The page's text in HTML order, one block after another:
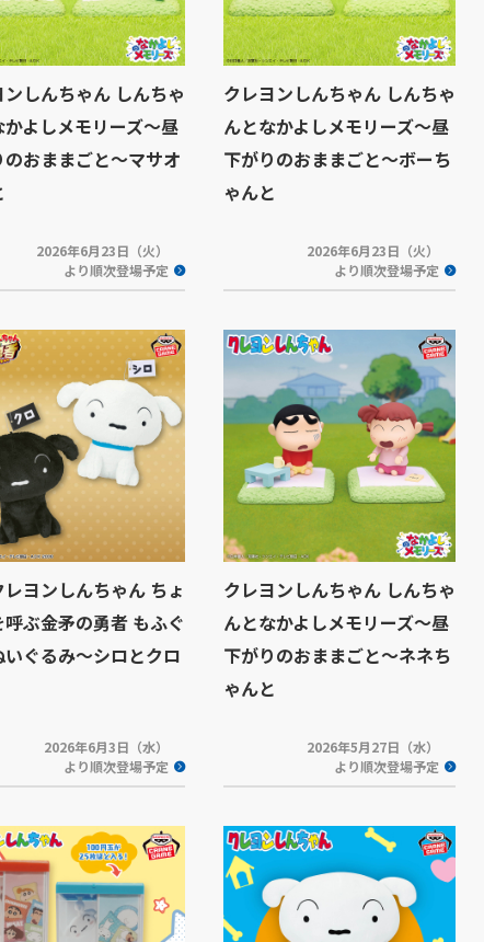
ンしんちゃん しんちゃ
かよしメモリーズ～昼
のおままごと～マサオ
2026年6月23日（火）
より順次登場予定
クレヨンしんちゃん しんちゃ
んとなかよしメモリーズ～昼
下がりのおままごと～ボーち
ゃんと
2026年6月23日（火）
より順次登場予定
レヨンしんちゃん ちょ
呼ぶ金矛の勇者 もふぐ
いぐるみ～シロとクロ
2026年6月3日（水）
より順次登場予定
クレヨンしんちゃん しんちゃ
んとなかよしメモリーズ～昼
下がりのおままごと～ネネち
ゃんと
2026年5月27日（水）
より順次登場予定